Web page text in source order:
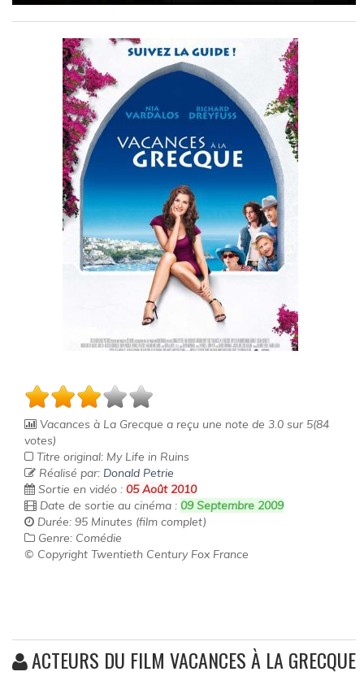
Vacances à La Grecque a reçu une note de 3.0 sur 5(84
votes)
Titre original: My Life in Ruins
Réalisé par: Donald Petrie
Sortie en vidéo : 05 Août 2010
Date de sortie au cinéma : 09 Septembre 2009
Durée: 95 Minutes (film complet)
Genre: Comédie
© Copyright Twentieth Century Fox France
ACTEURS DU FILM VACANCES À LA GRECQUE